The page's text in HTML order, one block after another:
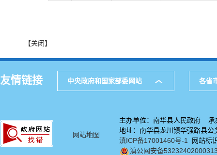
【关闭】
友情链接 中央政府和国家部委网站 各省
网站地图
主办单位：南华县人民政府 承
地址：南华县龙川镇华强路
滇ICP备17001460号-1
网站标
滇公网安备